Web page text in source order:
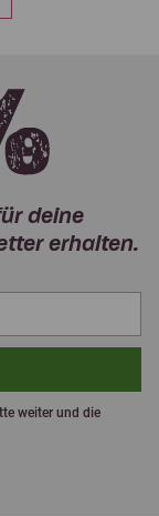
deine
erhalten.
weiter und die